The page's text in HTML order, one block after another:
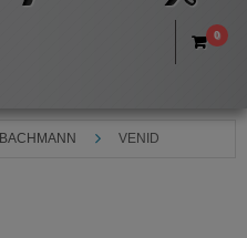
0
BACHMANN VENID